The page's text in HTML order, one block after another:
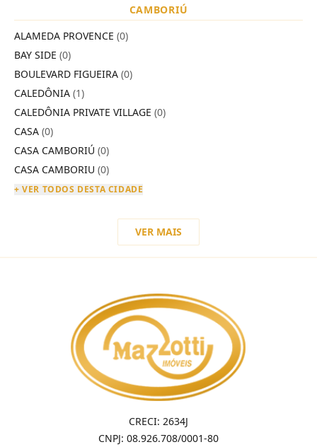
CAMBORIÚ
ALAMEDA PROVENCE (0)
BAY SIDE (0)
BOULEVARD FIGUEIRA (0)
CALEDÔNIA (1)
CALEDÔNIA PRIVATE VILLAGE (0)
CASA (0)
CASA CAMBORIÚ (0)
CASA CAMBORIU (0)
+ VER TODOS DESTA CIDADE
VER MAIS
CRECI: 2634J
CNPJ: 08.926.708/0001-80